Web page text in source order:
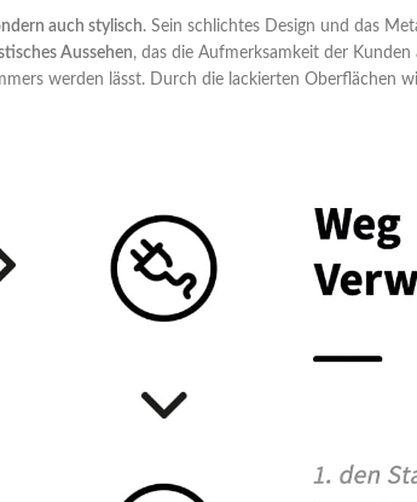
auch stylisch. Sein schlichtes Design und das
Aussehen, das die Aufmerksamkeit der
werden lässt. Durch die lackierten Oberflächen